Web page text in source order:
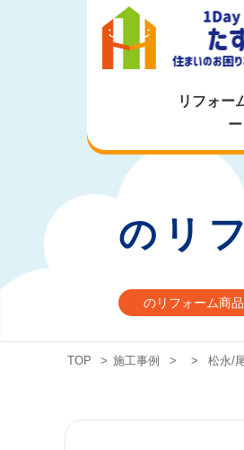
リフォー
ー
のリ
のリフォーム商
TOP > 施工事例 > > 松永/